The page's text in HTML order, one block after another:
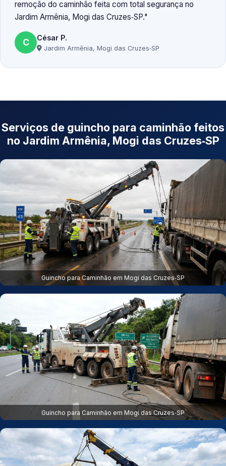
remoção do caminhão feita com total segurança no
Jardim Armênia, Mogi das Cruzes‑SP.
C César P.
Jardim Armênia, Mogi das Cruzes‑SP
Serviços de guincho para caminhão feitos
no Jardim Armênia, Mogi das Cruzes‑SP
Guincho para Caminhão em Mogi das Cruzes‑SP
Guincho para Caminhão em Mogi das Cruzes‑SP